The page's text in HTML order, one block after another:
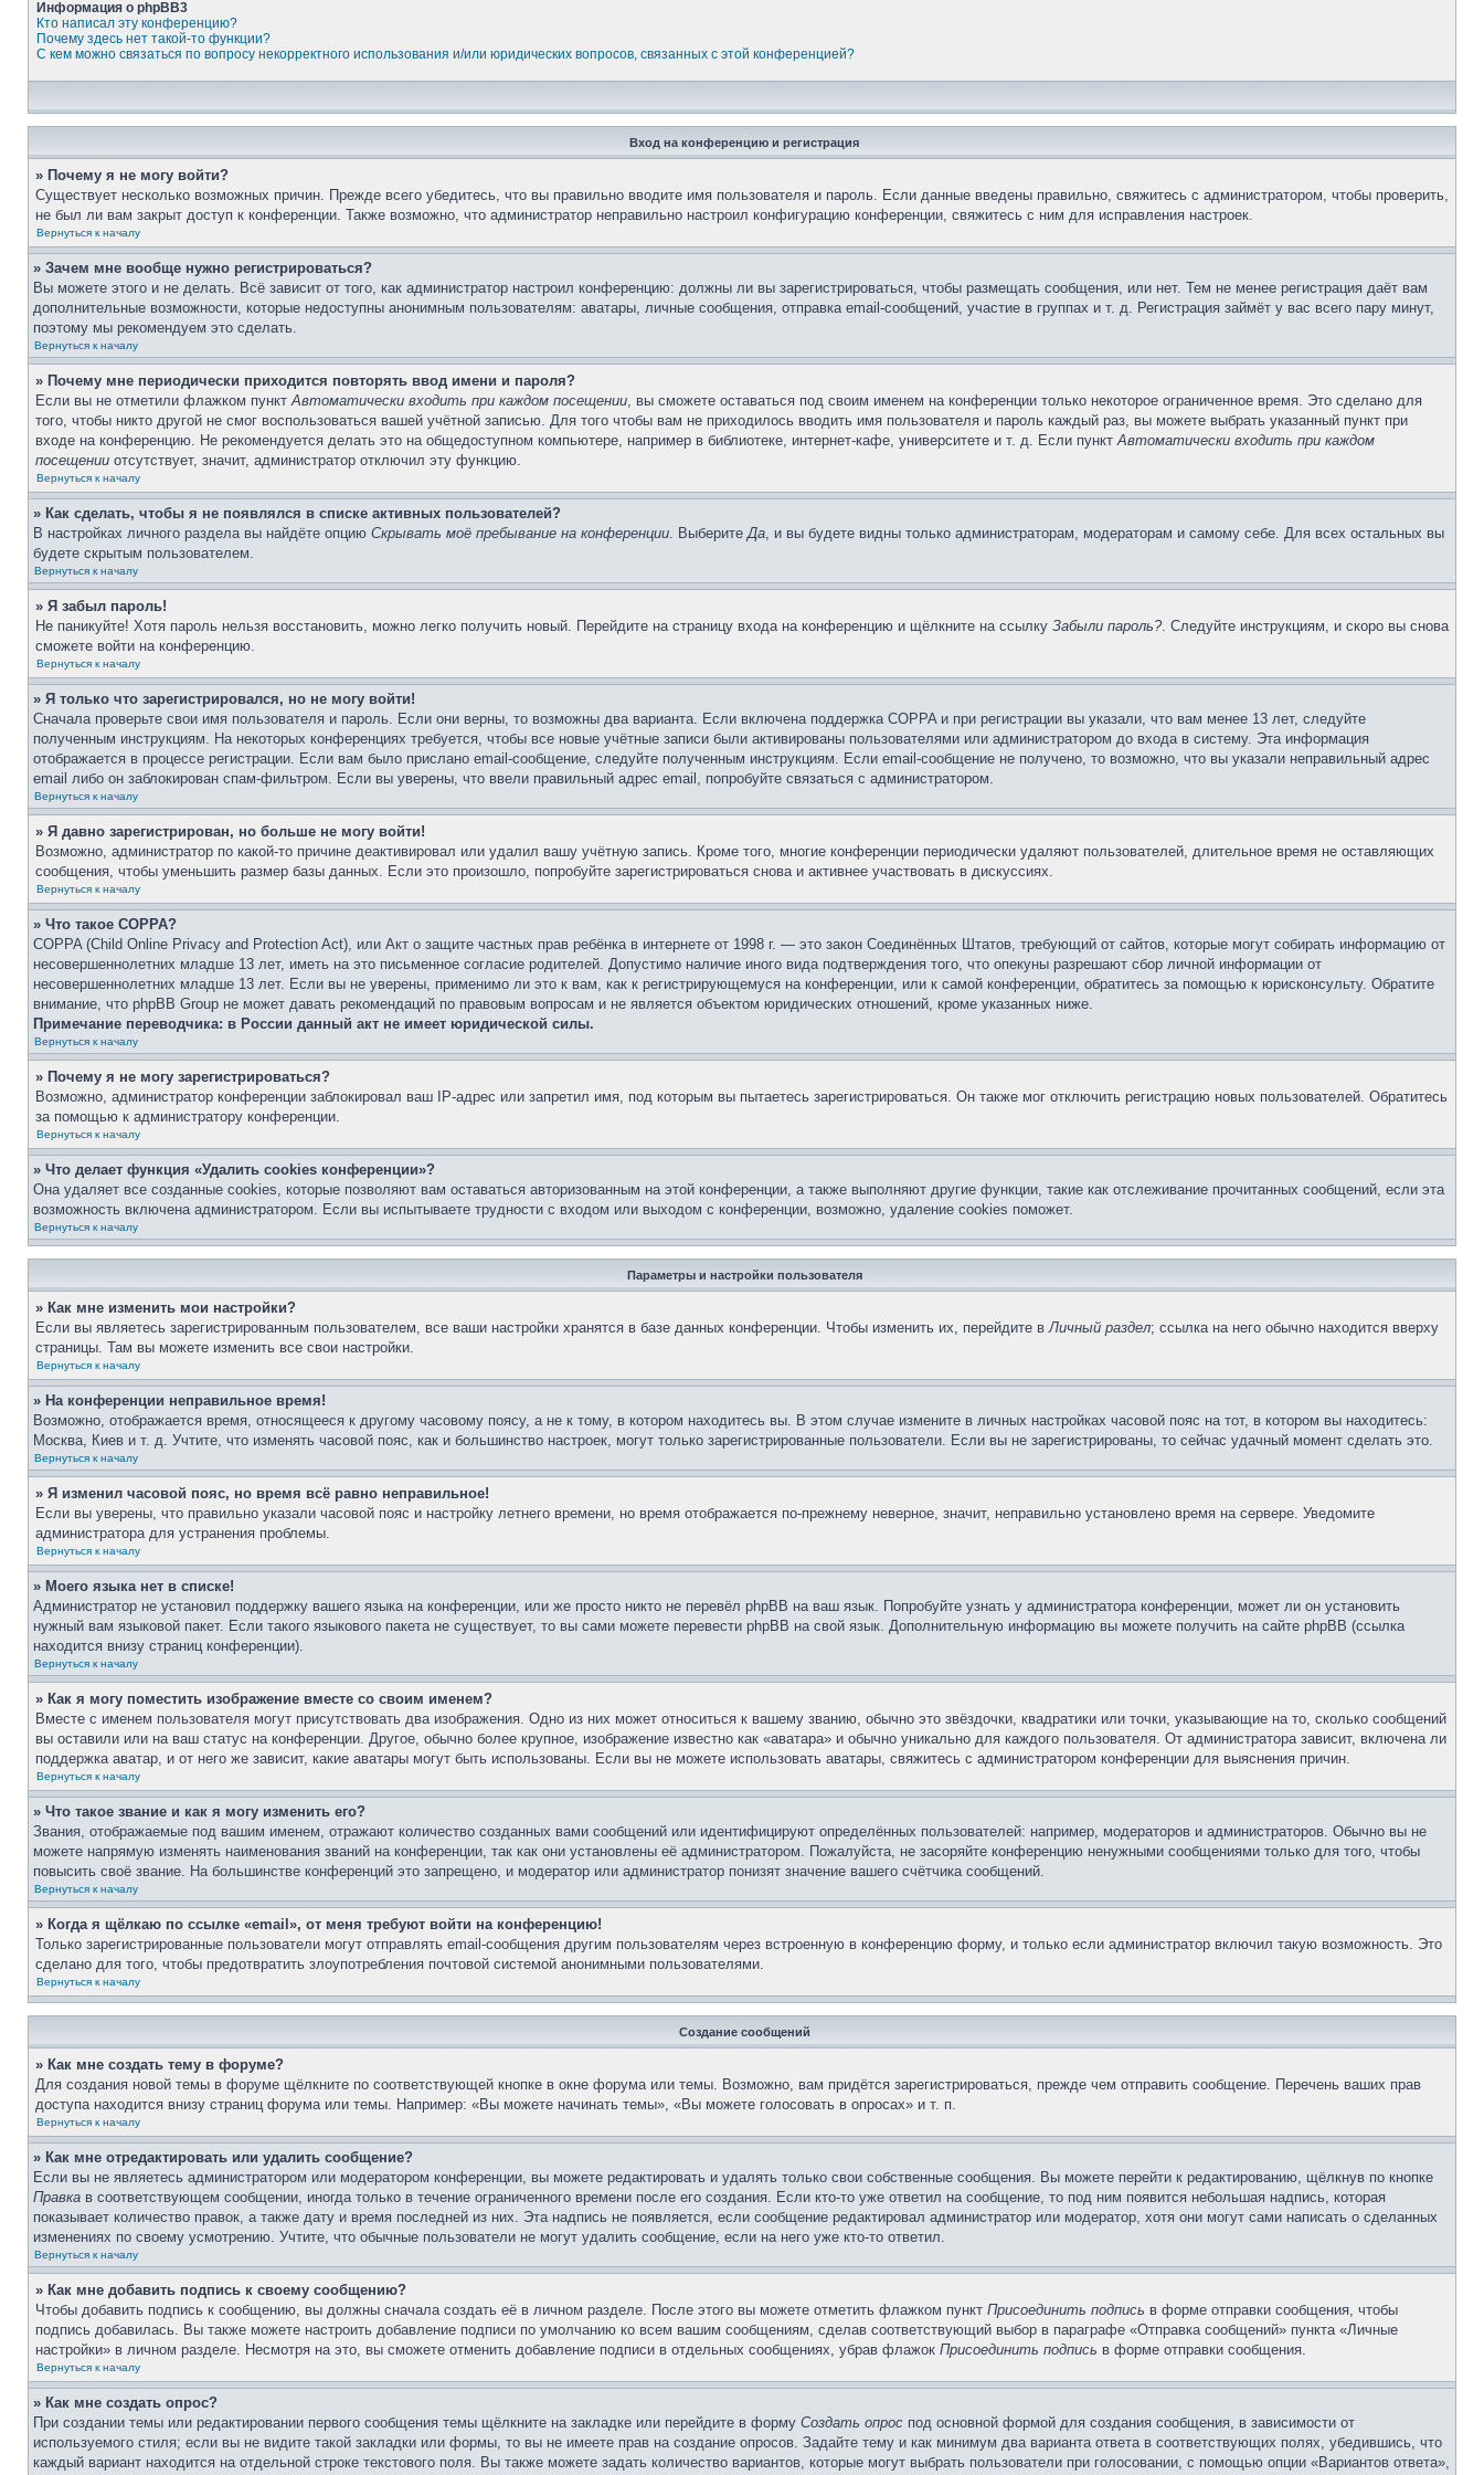
Информация о phpBB3
Кто написал эту конференцию?
Почему здесь нет такой-то функции?
С кем можно связаться по вопросу некорректного использования и/или юридических вопросов, связанных с этой конференцией?
Вход на конференцию и регистрация
» Почему я не могу войти?
Существует несколько возможных причин. Прежде всего убедитесь, что вы правильно вводите имя пользователя и пароль. Если данные введены правильно, свяжитесь с администратором, чтобы проверить,
не был ли вам закрыт доступ к конференции. Также возможно, что администратор неправильно настроил конфигурацию конференции, свяжитесь с ним для исправления настроек.
Вернуться к началу
» Зачем мне вообще нужно регистрироваться?
Вы можете этого и не делать. Всё зависит от того, как администратор настроил конференцию: должны ли вы зарегистрироваться, чтобы размещать сообщения, или нет. Тем не менее регистрация даёт вам
дополнительные возможности, которые недоступны анонимным пользователям: аватары, личные сообщения, отправка email-сообщений, участие в группах и т. д. Регистрация займёт у вас всего пару минут,
поэтому мы рекомендуем это сделать.
Вернуться к началу
» Почему мне периодически приходится повторять ввод имени и пароля?
Если вы не отметили флажком пунктАвтоматически входить при каждом посещении, вы сможете оставаться под своим именем на конференции только некоторое ограниченное время. Это сделано для
того, чтобы никто другой не смог воспользоваться вашей учётной записью. Для того чтобы вам не приходилось вводить имя пользователя и пароль каждый раз, вы можете выбрать указанный пункт при
входе на конференцию. Не рекомендуется делать это на общедоступном компьютере, например в библиотеке, интернет-кафе, университете и т. д. Если пунктАвтоматически входить при каждом
посещении отсутствует, значит, администратор отключил эту функцию.
Вернуться к началу
» Как сделать, чтобы я не появлялся в списке активных пользователей?
В настройках личного раздела вы найдёте опцию Скрывать моё пребывание на конференции. ВыберитеДа, и вы будете видны только администраторам, модераторам и самому себе. Для всех остальных вы
будете скрытым пользователем.
Вернуться к началу
» Я забыл пароль!
Не паникуйте! Хотя пароль нельзя восстановить, можно легко получить новый. Перейдите на страницу входа на конференцию и щёлкните на ссылку Забыли пароль?. Следуйте инструкциям, и скоро вы снова
сможете войти на конференцию.
Вернуться к началу
» Я только что зарегистрировался, но не могу войти!
Сначала проверьте свои имя пользователя и пароль. Если они верны, то возможны два варианта. Если включена поддержка COPPA и при регистрации вы указали, что вам менее 13 лет, следуйте
полученным инструкциям. На некоторых конференциях требуется, чтобы все новые учётные записи были активированы пользователями или администратором до входа в систему. Эта информация
отображается в процессе регистрации. Если вам было прислано email-сообщение, следуйте полученным инструкциям. Если email-сообщение не получено, то возможно, что вы указали неправильный адрес
email либо он заблокирован спам-фильтром. Если вы уверены, что ввели правильный адрес email, попробуйте связаться с администратором.
Вернуться к началу
» Я давно зарегистрирован, но больше не могу войти!
Возможно, администратор по какой-то причине деактивировал или удалил вашу учётную запись. Кроме того, многие конференции периодически удаляют пользователей, длительное время не оставляющих
сообщения, чтобы уменьшить размер базы данных. Если это произошло, попробуйте зарегистрироваться снова и активнее участвовать в дискуссиях.
Вернуться к началу
» Что такое COPPA?
COPPA (Child Online Privacy and Protection Act), или Акт о защите частных прав ребёнка в интернете от 1998 г. — это закон Соединённых Штатов, требующий от сайтов, которые могут собирать информацию от
несовершеннолетних младше 13 лет, иметь на это письменное согласие родителей. Допустимо наличие иного вида подтверждения того, что опекуны разрешают сбор личной информации от
несовершеннолетних младше 13 лет. Если вы не уверены, применимо ли это к вам, как к регистрирующемуся на конференции, или к самой конференции, обратитесь за помощью к юрисконсульту. Обратите
внимание, что phpBB Group не может давать рекомендаций по правовым вопросам и не является объектом юридических отношений, кроме указанных ниже.
Примечание переводчика: в России данный акт не имеет юридической силы.
Вернуться к началу
» Почему я не могу зарегистрироваться?
Возможно, администратор конференции заблокировал ваш IP-адрес или запретил имя, под которым вы пытаетесь зарегистрироваться. Он также мог отключить регистрацию новых пользователей. Обратитесь
за помощью к администратору конференции.
Вернуться к началу
» Что делает функция «Удалить cookies конференции»?
Она удаляет все созданные cookies, которые позволяют вам оставаться авторизованным на этой конференции, а также выполняют другие функции, такие как отслеживание прочитанных сообщений, если эта
возможность включена администратором. Если вы испытываете трудности с входом или выходом с конференции, возможно, удаление cookies поможет.
Вернуться к началу
Параметры и настройки пользователя
» Как мне изменить мои настройки?
Если вы являетесь зарегистрированным пользователем, все ваши настройки хранятся в базе данных конференции. Чтобы изменить их, перейдите вЛичный раздел; ссылка на него обычно находится вверху
страницы. Там вы можете изменить все свои настройки.
Вернуться к началу
» На конференции неправильное время!
Возможно, отображается время, относящееся к другому часовому поясу, а не к тому, в котором находитесь вы. В этом случае измените в личных настройках часовой пояс на тот, в котором вы находитесь:
Москва, Киев и т. д. Учтите, что изменять часовой пояс, как и большинство настроек, могут только зарегистрированные пользователи. Если вы не зарегистрированы, то сейчас удачный момент сделать это.
Вернуться к началу
» Я изменил часовой пояс, но время всё равно неправильное!
Если вы уверены, что правильно указали часовой пояс и настройку летнего времени, но время отображается по-прежнему неверное, значит, неправильно установлено время на сервере. Уведомите
администратора для устранения проблемы.
Вернуться к началу
» Моего языка нет в списке!
Администратор не установил поддержку вашего языка на конференции, или же просто никто не перевёл phpBB на ваш язык. Попробуйте узнать у администратора конференции, может ли он установить
нужный вам языковой пакет. Если такого языкового пакета не существует, то вы сами можете перевести phpBB на свой язык. Дополнительную информацию вы можете получить на сайте phpBB (ссылка
находится внизу страниц конференции).
Вернуться к началу
» Как я могу поместить изображение вместе со своим именем?
Вместе с именем пользователя могут присутствовать два изображения. Одно из них может относиться к вашему званию, обычно это звёздочки, квадратики или точки, указывающие на то, сколько сообщений
вы оставили или на ваш статус на конференции. Другое, обычно более крупное, изображение известно как «аватара» и обычно уникально для каждого пользователя. От администратора зависит, включена ли
поддержка аватар, и от него же зависит, какие аватары могут быть использованы. Если вы не можете использовать аватары, свяжитесь с администратором конференции для выяснения причин.
Вернуться к началу
» Что такое звание и как я могу изменить его?
Звания, отображаемые под вашим именем, отражают количество созданных вами сообщений или идентифицируют определённых пользователей: например, модераторов и администраторов. Обычно вы не
можете напрямую изменять наименования званий на конференции, так как они установлены её администратором. Пожалуйста, не засоряйте конференцию ненужными сообщениями только для того, чтобы
повысить своё звание. На большинстве конференций это запрещено, и модератор или администратор понизят значение вашего счётчика сообщений.
Вернуться к началу
» Когда я щёлкаю по ссылке «email», от меня требуют войти на конференцию!
Только зарегистрированные пользователи могут отправлять email-сообщения другим пользователям через встроенную в конференцию форму, и только если администратор включил такую возможность. Это
сделано для того, чтобы предотвратить злоупотребления почтовой системой анонимными пользователями.
Вернуться к началу
Создание сообщений
» Как мне создать тему в форуме?
Для создания новой темы в форуме щёлкните по соответствующей кнопке в окне форума или темы. Возможно, вам придётся зарегистрироваться, прежде чем отправить сообщение. Перечень ваших прав
доступа находится внизу страниц форума или темы. Например: «Вы можете начинать темы», «Вы можете голосовать в опросах» и т. п.
Вернуться к началу
» Как мне отредактировать или удалить сообщение?
Если вы не являетесь администратором или модератором конференции, вы можете редактировать и удалять только свои собственные сообщения. Вы можете перейти к редактированию, щёлкнув по кнопке
Правка в соответствующем сообщении, иногда только в течение ограниченного времени после его создания. Если кто-то уже ответил на сообщение, то под ним появится небольшая надпись, которая
показывает количество правок, а также дату и время последней из них. Эта надпись не появляется, если сообщение редактировал администратор или модератор, хотя они могут сами написать о сделанных
изменениях по своему усмотрению. Учтите, что обычные пользователи не могут удалить сообщение, если на него уже кто-то ответил.
Вернуться к началу
» Как мне добавить подпись к своему сообщению?
Чтобы добавить подпись к сообщению, вы должны сначала создать её в личном разделе. После этого вы можете отметить флажком пункт Присоединить подпись в форме отправки сообщения, чтобы
подпись добавилась. Вы также можете настроить добавление подписи по умолчанию ко всем вашим сообщениям, сделав соответствующий выбор в параграфе «Отправка сообщений» пункта «Личные
настройки» в личном разделе. Несмотря на это, вы сможете отменить добавление подписи в отдельных сообщениях, убрав флажок Присоединить подпись в форме отправки сообщения.
Вернуться к началу
» Как мне создать опрос?
При создании темы или редактировании первого сообщения темы щёлкните на закладке или перейдите в форму Создать опрос под основной формой для создания сообщения, в зависимости от
используемого стиля; если вы не видите такой закладки или формы, то вы не имеете прав на создание опросов. Задайте тему и как минимум два варианта ответа в соответствующих полях, убедившись, что
каждый вариант находится на отдельной строке текстового поля. Вы также можете задать количество вариантов, которые могут выбрать пользователи при голосовании, с помощью опции «Вариантов ответа»,